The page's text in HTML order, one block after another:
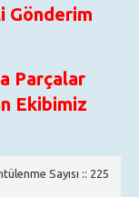
Gönderim
Parçalar
Ekibimiz
Sayısı :: 225